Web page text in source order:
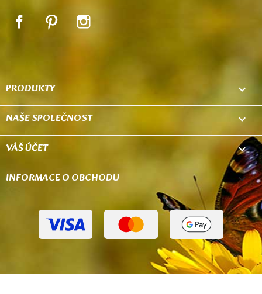
FacebookPinterest
PRODUKTY 
NAŠE SPOLEČNOST 
VÁŠ ÚČET 
INFORMACE O OBCHODU keyboard_arrow_down